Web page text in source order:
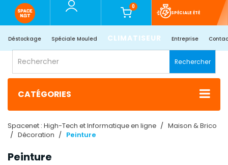
0
SPÉCIALE ÉTÉ
Déstockage Spéciale Mouled CLIMATISEUR Entreprise
Rechercher
CATÉGORIES
Spacenet : High-Tech et Informatique en ligne
Maison & Brico
Décoration
Peinture
Peinture